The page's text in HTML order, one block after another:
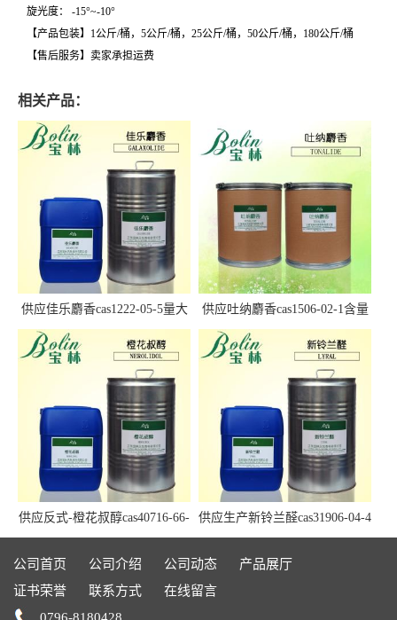
旋光度： -15°~-10°
【产品包装】1公斤/桶，5公斤/桶，25公斤/桶，50公斤/桶，180公斤/桶
【售后服务】卖家承担运费
相关产品：
供应佳乐麝香cas1222-05-5量大
优惠
供应吐纳麝香cas1506-02-1含量
97.5%+
供应反式-橙花叔醇cas40716-66-
3现货
供应生产新铃兰醛cas31906-04-4
现货Lyral
公司首页 公司介绍 公司动态
产品展厅
证书荣誉
联系方式
在线留言